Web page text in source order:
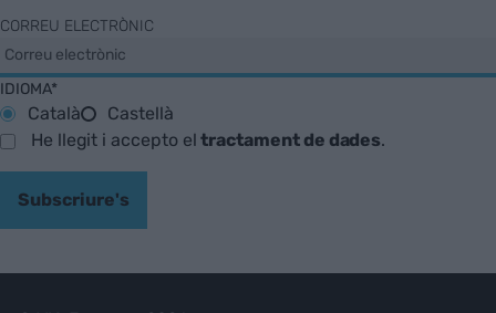
CORREU ELECTRÒNIC
IDIOMA*
Català
Castellà
He llegit i accepto eltractament de dades.
Subscriure's